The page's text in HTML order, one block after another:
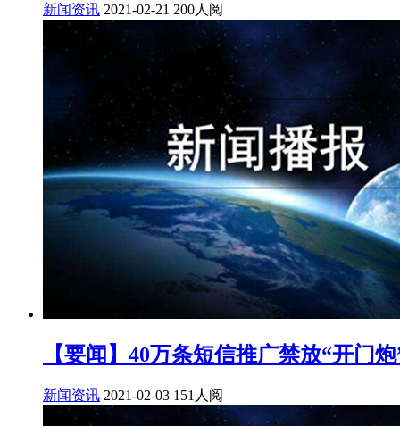
新闻资讯 2021-02-21 200人阅
【要闻】40万条短信推广禁放“开门炮
新闻资讯 2021-02-03 151人阅